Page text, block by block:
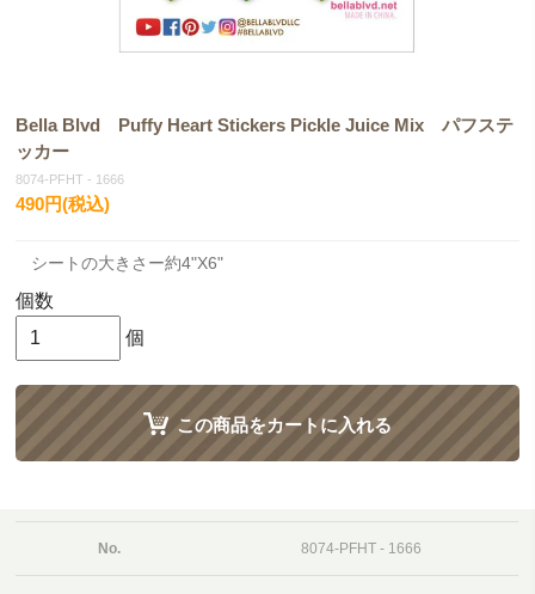
Bella Blvd Puffy Heart Stickers Pickle Juice Mix パフステ
ッカー
8074-PFHT - 1666
490円(税込)
シートの大きさー約4"X6"
個数
個
この商品をカートに入れる
No. 8074-PFHT - 1666